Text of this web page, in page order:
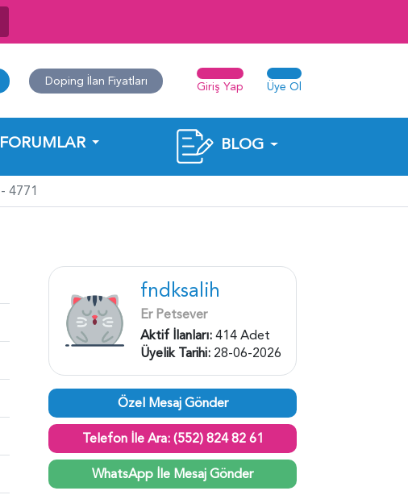
Doping İlan Fiyatları Giriş Yap Üye Ol
FORUMLAR BLOG
4771
fndksalih
Er Petsever
Aktif İlanları:414 Adet
Üyelik Tarihi:28-06-2026
Özel Mesaj Gönder
Telefon İle Ara: (552) 824 82 61
WhatsApp İle Mesaj Gönder